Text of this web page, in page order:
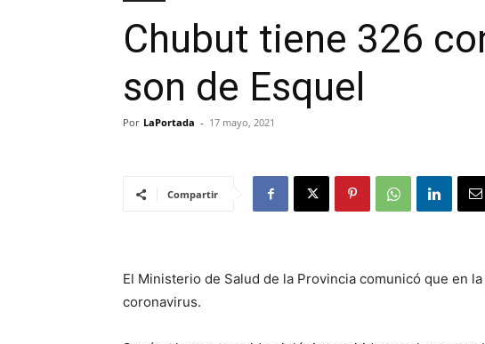
Chubut tiene 326
son de Esquel
Por LaPortada - 17 mayo, 2021
Compartir
El Ministerio de Salud de la Provincia comunicó que en
coronavirus.